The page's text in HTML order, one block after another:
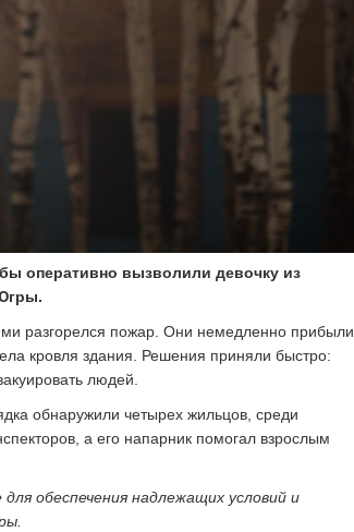
оперативно вызволили девочку из
разгорелся пожар. Они немедленно прибыли
кровля здания. Решения приняли быстро:
людей.
обнаружили четырех жильцов, среди
а его напарник помогал взрослым
обеспечения надлежащих условий и